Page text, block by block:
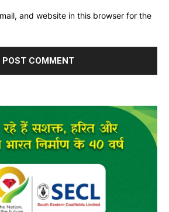
and website in this browser for the